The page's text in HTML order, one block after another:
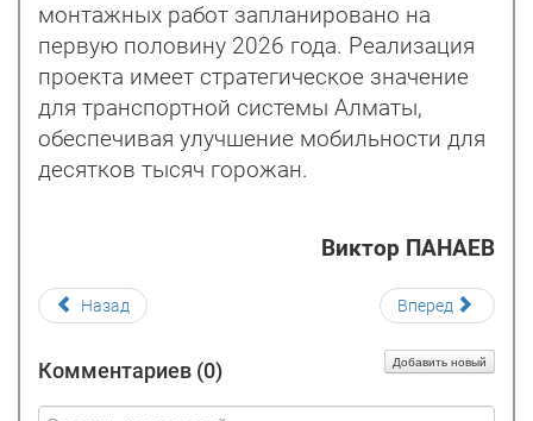
монтажных работ запланировано на
первую половину 2026 года. Реализация
проекта имеет стратегическое значение
для транспортной системы Алматы,
обеспечивая улучшение мобильности для
десятков тысяч горожан.
Виктор ПАНАЕВ
Назад Вперед
Комментариев (0) Добавить новый